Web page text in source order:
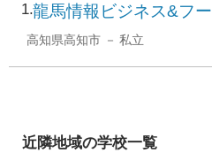
1 龍馬情報ビジネス&フ
高知県高知市 私立
近隣地域の学校一覧